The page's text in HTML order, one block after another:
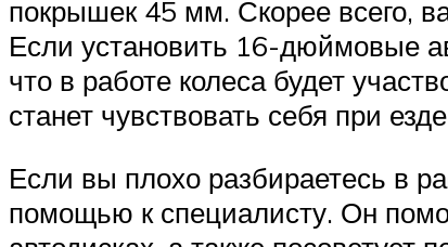
покрышек 45 мм. Скорее всего,
Если установить 16-дюймовые
что в работе колеса будет
станет чувствовать себя при
Если вы плохо разбираетесь в
помощью к специалисту. Он